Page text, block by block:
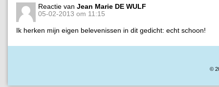
Reactie van Jean Marie DE WULF
05-02-2013 om 11:15
Ik herken mijn eigen belevenissen in dit gedicht: echt schoon!
©